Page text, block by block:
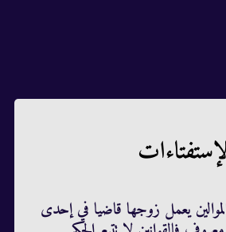
يعمل زوجها قاضيا في إحدى